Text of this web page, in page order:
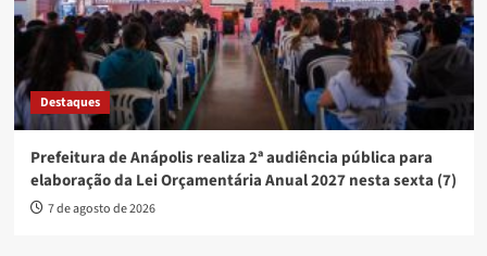
Destaques
Prefeitura de Anápolis realiza 2ª audiência pública para
elaboração da Lei Orçamentária Anual 2027 nesta sexta (7)
7 de agosto de 2026